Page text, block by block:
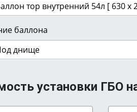
тор внутренний 54л [ 630 х
баллона
днище
установки ГБО